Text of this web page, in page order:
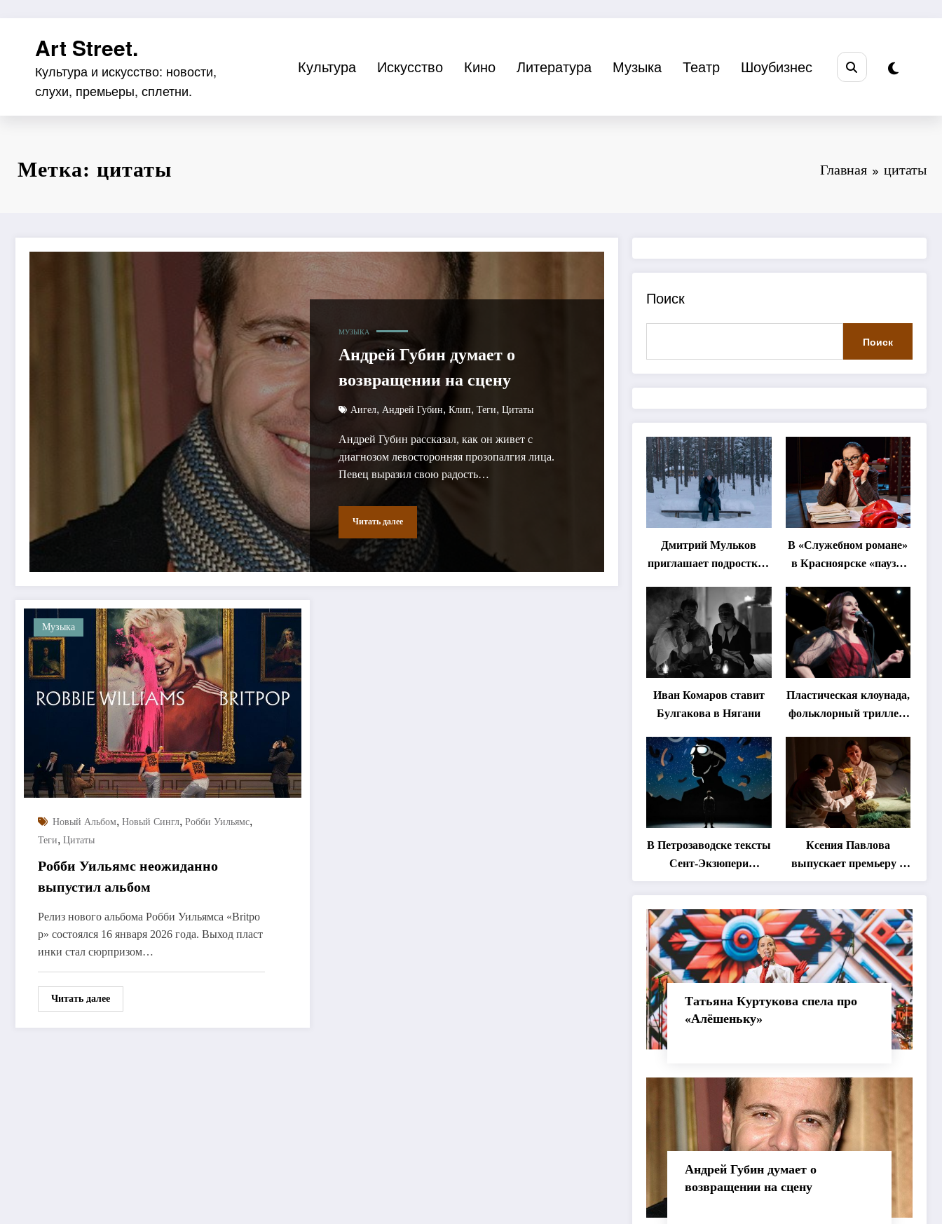
содержимомуArt Street.
Культура и искусство: новости,
слухи, премьеры, сплетни.
Культура Искусство Кино Литература Музыка Театр Шоубизнес
Метка: цитаты Главная цитаты
МУЗЫКА
Андрей Губин думает о
возвращении на сцену
Аигел, Андрей Губин, Клип, Теги, Цитаты
Андрей Губин рассказал, как он живет с
диагнозом левосторонняя прозопалгия лица.
Певец выразил свою радость…
Читать далее
Музыка
Новый Альбом, Новый Сингл, Робби Уильямс,
Теги, Цитаты
Робби Уильямс неожиданно
выпустил альбом
Релиз нового альбома Робби Уильямса «Britpo
p» состоялся 16 января 2026 года. Выход пласт
инки стал сюрпризом…
Читать далее
Поиск
Поиск
Дмитрий Мульков
приглашает подростков
«спектакль-
солостальгию»
В «Служебном романе»
в Красноярске «паузы
Иван Комаров ставит
Булгакова в Нягани
Пластическая клоунада,
фольклорный триллер,
Что покажут на втором
этапе фестиваля
«Монокль»
В Петрозаводске тексты
Сент-Экзюпери
переведут на язык
хореографии
Ксения Павлова
выпускает премьеру о
дружбе сурка и
Татьяна Куртукова спела про
«Алёшеньку»
Андрей Губин думает о
возвращении на сцену